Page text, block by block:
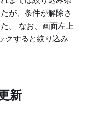
が、条件が解除さ
。 なお、画面左上
クすると絞り込み
新